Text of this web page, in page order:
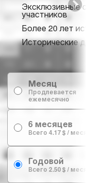
Эксклюзивные
участников
Более 20 лет истории
Исторические данные
Месяц
Продлевается
ежемесячно
6 месяцев
Всего 4.17 $ / месяц
Годовой
Всего 2.50 $ / месяц